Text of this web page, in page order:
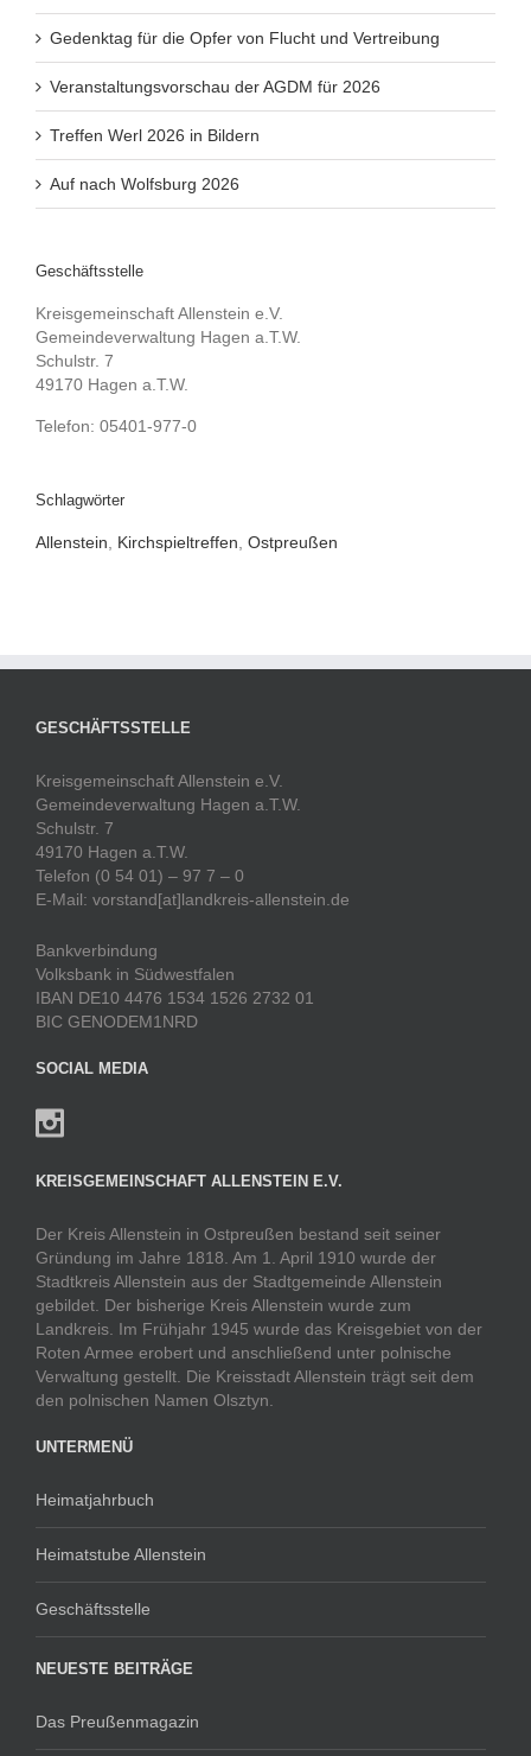
Gedenktag für die Opfer von Flucht und Vertreibung
Veranstaltungsvorschau der AGDM für 2026
Treffen Werl 2026 in Bildern
Auf nach Wolfsburg 2026
Geschäftsstelle
Kreisgemeinschaft Allenstein e.V.
Gemeindeverwaltung Hagen a.T.W.
Schulstr. 7
49170 Hagen a.T.W.
Telefon: 05401-977-0
Schlagwörter
Allenstein Kirchspieltreffen Ostpreußen
GESCHÄFTSSTELLE
Kreisgemeinschaft Allenstein e.V.
Gemeindeverwaltung Hagen a.T.W.
Schulstr. 7
49170 Hagen a.T.W.
Telefon (0 54 01) – 97 7 – 0
E-Mail: vorstand[at]landkreis-allenstein.de
Bankverbindung
Volksbank in Südwestfalen
IBAN DE10 4476 1534 1526 2732 01
BIC GENODEM1NRD
SOCIAL MEDIA
KREISGEMEINSCHAFT ALLENSTEIN E.V.
Der Kreis Allenstein in Ostpreußen bestand seit seiner
Gründung im Jahre 1818. Am 1. April 1910 wurde der
Stadtkreis Allenstein aus der Stadtgemeinde Allenstein
gebildet. Der bisherige Kreis Allenstein wurde zum
Landkreis. Im Frühjahr 1945 wurde das Kreisgebiet von der
Roten Armee erobert und anschließend unter polnische
Verwaltung gestellt. Die Kreisstadt Allenstein trägt seit dem
den polnischen Namen Olsztyn.
UNTERMENÜ
Heimatjahrbuch
Heimatstube Allenstein
Geschäftsstelle
NEUESTE BEITRÄGE
Das Preußenmagazin